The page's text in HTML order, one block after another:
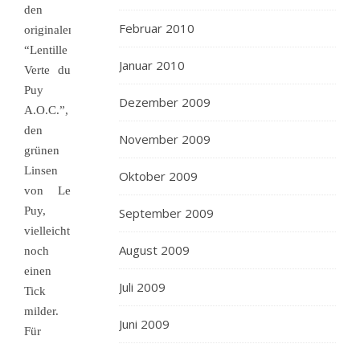
den
originalen
“Lentille
Verte du
Puy
A.O.C.”,
den
grünen
Linsen
von Le
Puy,
vielleicht
noch
einen
Tick
milder.
Für
Februar 2010
Januar 2010
Dezember 2009
November 2009
Oktober 2009
September 2009
August 2009
Juli 2009
Juni 2009